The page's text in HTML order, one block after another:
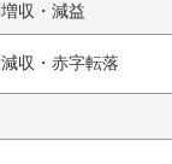
増収・減益
減収・赤字転落